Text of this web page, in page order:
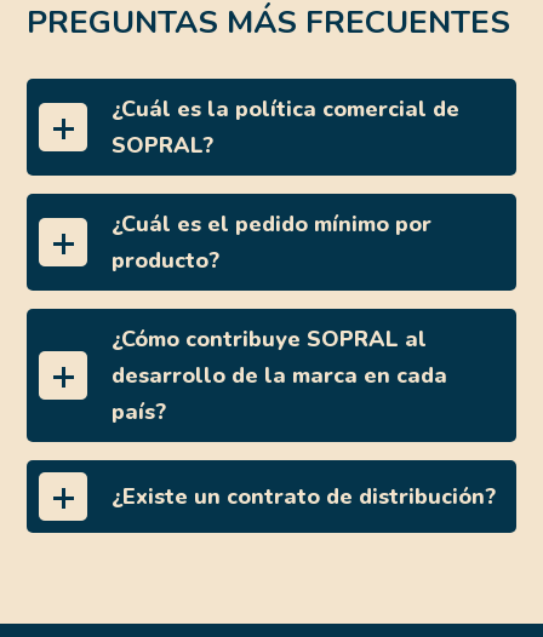
PREGUNTAS MÁS FRECUENTES
¿Cuál es la política comercial de
SOPRAL?
¿Cuál es el pedido mínimo por
producto?
¿Cómo contribuye SOPRAL al
desarrollo de la marca en cada
país?
¿Existe un contrato de distribución?